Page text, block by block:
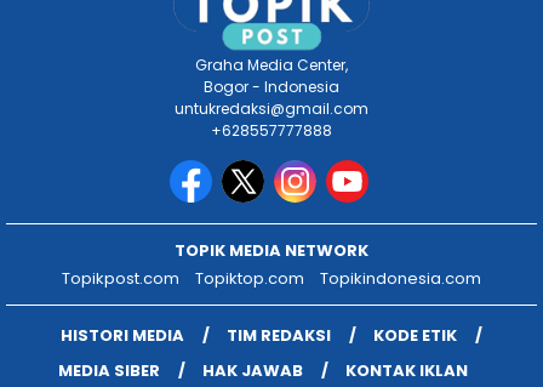
Graha Media Center,
Bogor - Indonesia
untukredaksi@gmail.com
+628557777888
TOPIK MEDIA NETWORK
Topikpost.com
Topiktop.com Topikindonesia.com
HISTORI MEDIA TIM REDAKSI
KODE ETIK
MEDIA SIBER
HAK JAWAB KONTAK IKLAN